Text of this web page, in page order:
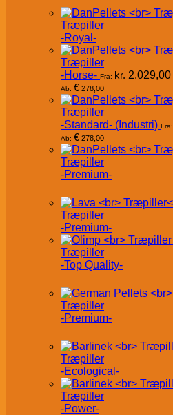
Træpiller
-Royal-
Træpiller
-Horse- Fra: kr. 2.029,00
Ab: € 278,00
Træpiller
-Standard- (Industri) Fra:
Ab: € 278,00
Træpiller
-Premium-
Træpiller
-Premium-
Træpiller
-Top Quality-
Træpiller
-Premium-
Træpiller
-Ecological-
Træpiller
-Power-